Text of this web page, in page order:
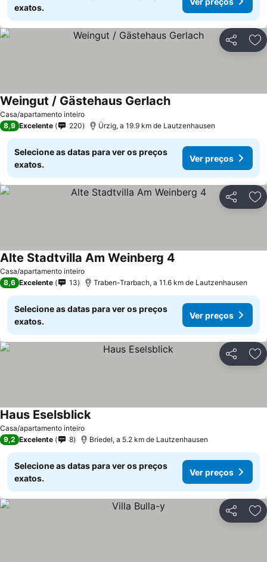
exatos.
Partilhar
Casa/apartamento inteiro
Weingut / Gästehaus Gerlach
8,9 Excelente 220 Ürzig, a 19.9 km de Lautzenhausen
Selecione as datas para ver os preços
exatos.
Ver preços
Partilhar
Casa/apartamento inteiro
Alte Stadtvilla Am Weinberg 4
8,6 Excelente 13 Traben-Trarbach, a 11.6 km de Lautzenhausen
Selecione as datas para ver os preços
exatos.
Ver preços
Partilhar
Casa/apartamento inteiro
Haus Eselsblick
9,2 Excelente 8 Briedel, a 5.2 km de Lautzenhausen
Selecione as datas para ver os preços
exatos.
Ver preços
Partilhar